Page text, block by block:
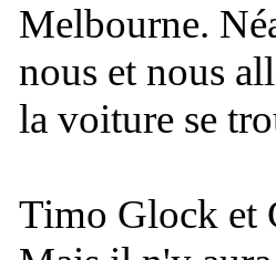
Melbourne.
nous et nous
la voiture se
Timo Glock et